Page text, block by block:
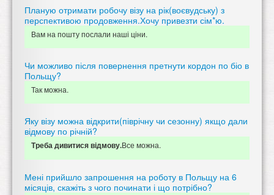
Планую отримати робочу візу на рік(воєвудську) з
перспективою продовження.Хочу привезти сім*ю.
Вам на пошту послали наші ціни.
Чи можливо після повернення претнути кордон по біо в
Польщу?
Так можна.
Яку візу можна відкрити(піврічну чи сезонну) якщо дали
відмову по річній?
Треба дивитися відмову.Все можна.
Мені прийшло запрошення на роботу в Польщу на 6
місяців, скажіть з чого починати і що потрібно?